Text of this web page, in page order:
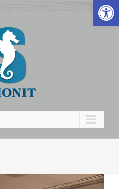
פתח סרגל נגישותדלג
לתוכן